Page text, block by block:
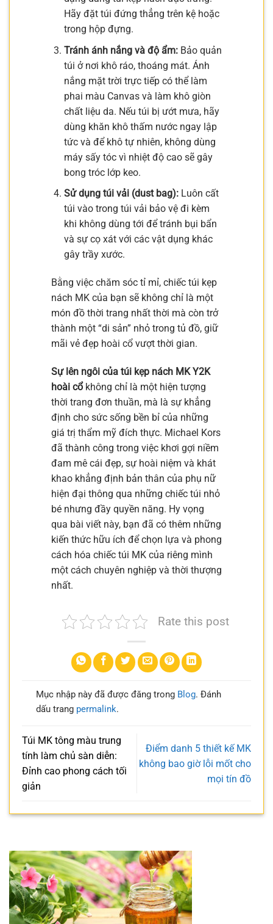
Hãy đặt túi đứng thẳng trên kệ hoặc
trong hộp đựng.
Tránh ánh nắng và độ ẩm:Bảo quản
túi ở nơi khô ráo, thoáng mát. Ánh
nắng mặt trời trực tiếp có thể làm
phai màu Canvas và làm khô giòn
chất liệu da. Nếu túi bị ướt mưa, hãy
dùng khăn khô thấm nước ngay lập
tức và để khô tự nhiên, không dùng
máy sấy tóc vì nhiệt độ cao sẽ gây
bong tróc lớp keo.
Sử dụng túi vải (dust bag):Luôn cất
túi vào trong túi vải bảo vệ đi kèm
khi không dùng tới để tránh bụi bẩn
và sự cọ xát với các vật dụng khác
gây trầy xước.
Bằng việc chăm sóc tỉ mỉ, chiếc túi kẹp
nách MK của bạn sẽ không chỉ là một
món đồ thời trang nhất thời mà còn trở
thành một “di sản” nhỏ trong tủ đồ, giữ
mãi vẻ đẹp hoài cổ vượt thời gian.
Sự lên ngôi của túi kẹp nách MK Y2K
hoài cổkhông chỉ là một hiện tượng
thời trang đơn thuần, mà là sự khẳng
định cho sức sống bền bỉ của những
giá trị thẩm mỹ đích thực. Michael Kors
đã thành công trong việc khơi gợi niềm
đam mê cái đẹp, sự hoài niệm và khát
khao khẳng định bản thân của phụ nữ
hiện đại thông qua những chiếc túi nhỏ
bé nhưng đầy quyền năng. Hy vọng
qua bài viết này, bạn đã có thêm những
kiến thức hữu ích để chọn lựa và phong
cách hóa chiếc túi MK của riêng mình
một cách chuyên nghiệp và thời thượng
nhất.
Rate this post
Mục nhập này đã được đăng trong Blog. Đánh
dấu trang permalink.
Túi MK tông màu trung
tính làm chủ sàn diễn:
Đỉnh cao phong cách tối
giản
Điểm danh 5 thiết kế MK
không bao giờ lỗi mốt cho
mọi tín đồ